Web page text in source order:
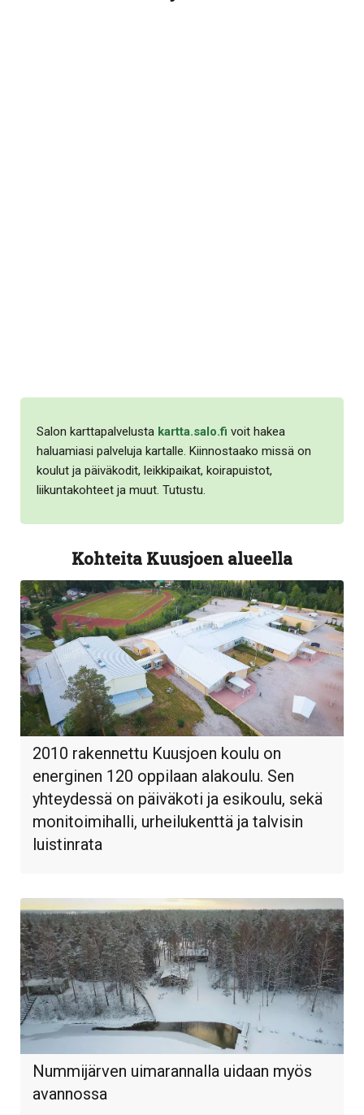
Salon karttapalvelusta kartta.salo.fi voit hakea
haluamiasi palveluja kartalle. Kiinnostaako missä on
koulut ja päiväkodit, leikkipaikat, koirapuistot,
liikuntakohteet ja muut. Tutustu.
Kohteita Kuusjoen alueella
2010 rakennettu Kuusjoen koulu on
energinen 120 oppilaan alakoulu. Sen
yhteydessä on päiväkoti ja esikoulu, sekä
monitoimihalli, urheilukenttä ja talvisin
luistinrata
Nummijärven uimarannalla uidaan myös
avannossa